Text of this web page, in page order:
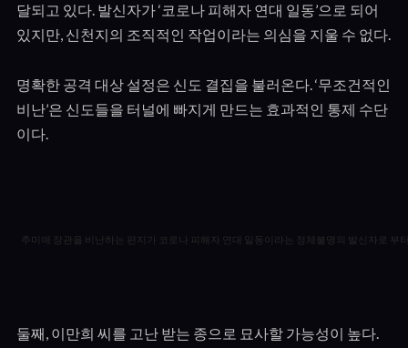
달되고 있다. 발신자가 ‘코로나 피해자 연대 일동’으로 되어
있지만, 신천지의 조직적인 작업이라는 의심을 지울 수 없다.
명확한 공격 대상 설정은 신도 결집을 불러온다. ‘무조건적인
비난’은 신도들을 터널에 빠지게 만드는 효과적인 통제 수단
이다.
추미애 장관을 비난하는 편지가 코로나 피해자 연대 일동이라는 정체불명의 발신자로 부
둘째, 이만희 씨를 고난 받는 종으로 묘사할 가능성이 높다.